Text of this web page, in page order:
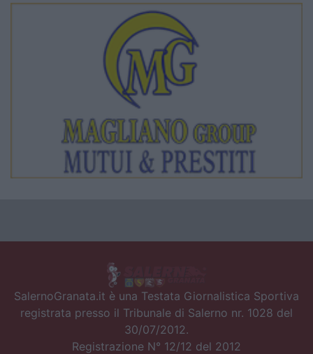
SalernoGranata.it è una Testata Giornalistica Sportiva
registrata presso il Tribunale di Salerno nr. 1028 del
30/07/2012.
Registrazione N° 12/12 del 2012